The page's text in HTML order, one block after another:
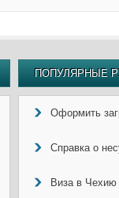
ПОПУЛЯРНЫЕ
Оформить
Справка о
Виза в Чехию